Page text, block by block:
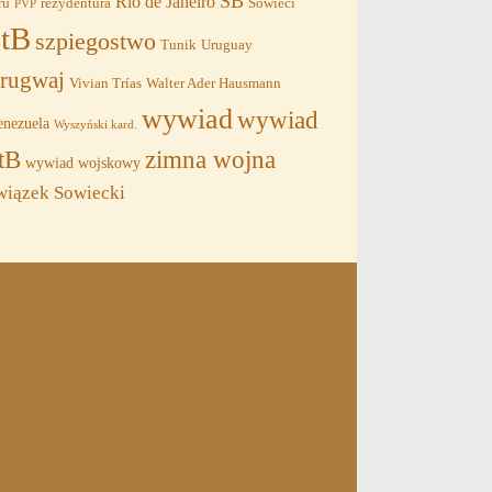
PVP
szpiegostwo Tunik Uruguay
Vivian Trías Walter Ader Hausmann
Wyszyński kard. wywiadwywiad
wywiad wojskowy zimna wojna
Sowiecki